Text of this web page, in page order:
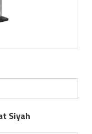
Siyah